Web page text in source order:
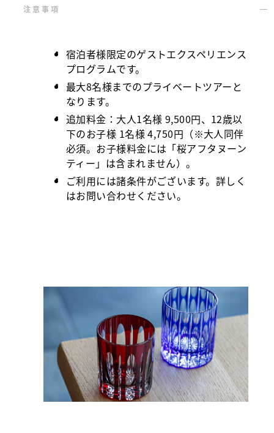
注意事項
宿泊者様限定のゲストエクスペリエンス
プログラムです。
最大8名様までのプライベートツアーと
なります。
追加料金：大人1名様 9,500円、12歳以
下のお子様 1名様 4,750円（※大人同伴
必須。お子様料金には「桜アフタヌーン
ティー」は含まれません）。
ご利用には諸条件がございます。詳しく
はお問い合わせください。